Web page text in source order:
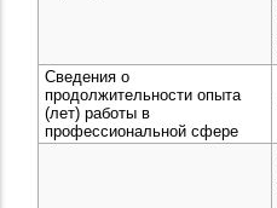
Сведения о
продолжительности опыта
(лет) работы в
профессиональной сфере